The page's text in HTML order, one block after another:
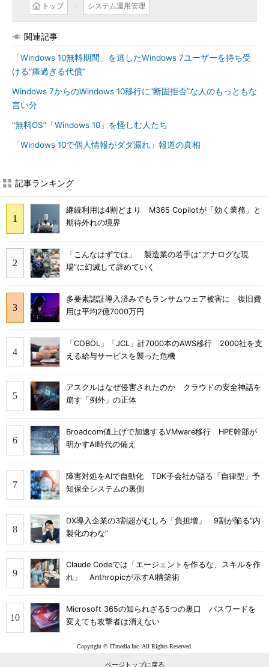
トップ システム運用管理
関連記事
「Windows 10無料期間」を逃したWindows 7ユーザーを待ち受
ける“痛過ぎる代償”
Windows 7からのWindows 10移行に“断固拒否”な人のもっともな
言い分
“無料OS”「Windows 10」を怪しむ人たち
「Windows 10で個人情報がダダ漏れ」報道の真相
記事ランキング
継続利用は4割どまり M365 Copilotが「効く業務」と
期待外れの境界
「こんなはずでは」 製造業の若手は“アナログな現
場”に幻滅して辞めていく
多要素認証導入済みでもランサムウェア被害に 復旧費
用は平均2億7000万円
「COBOL」「JCL」計7000本のAWS移行 2000社を支
える給与サービスを襲った危機
アスクルはなぜ侵害されたのか クラウドの安全神話を
崩す「例外」の正体
Broadcom値上げで加速するVMware移行 HPE幹部が
明かすAI時代の備え
障害対処をAIで自動化 TDK子会社が語る「自律型」予
知保全システムの裏側
DX導入企業の3割超がむしろ「負担増」 9割が陥る“内
製化のわな”
Claude Codeでは「エージェントを作るな、スキルを作
れ」 Anthropicが示すAI構築術
Microsoft 365の知られざる5つの裏口 パスワードを
変えても攻撃者は消えない
Copyright © ITmedia Inc. All Rights Reserved.
ページトップに戻る